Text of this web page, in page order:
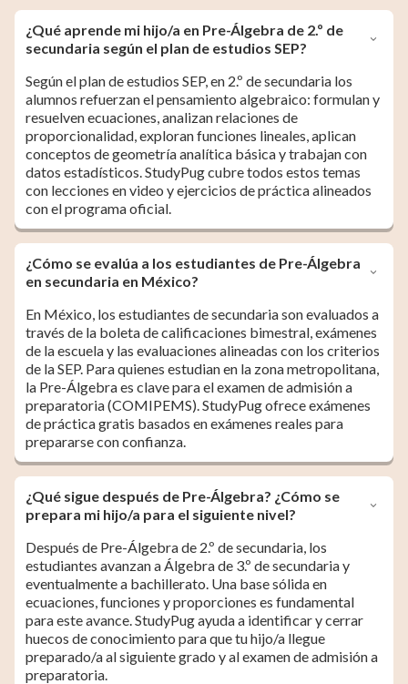
¿Qué aprende mi hijo/a en Pre-Álgebra de 2.º de
secundaria según el plan de estudios SEP?
Según el plan de estudios SEP, en 2.º de secundaria los
alumnos refuerzan el pensamiento algebraico: formulan y
resuelven ecuaciones, analizan relaciones de
proporcionalidad, exploran funciones lineales, aplican
conceptos de geometría analítica básica y trabajan con
datos estadísticos. StudyPug cubre todos estos temas
con lecciones en video y ejercicios de práctica alineados
con el programa oficial.
¿Cómo se evalúa a los estudiantes de Pre-Álgebra
en secundaria en México?
En México, los estudiantes de secundaria son evaluados a
través de la boleta de calificaciones bimestral, exámenes
de la escuela y las evaluaciones alineadas con los criterios
de la SEP. Para quienes estudian en la zona metropolitana,
la Pre-Álgebra es clave para el examen de admisión a
preparatoria (COMIPEMS). StudyPug ofrece exámenes
de práctica gratis basados en exámenes reales para
prepararse con confianza.
¿Qué sigue después de Pre-Álgebra? ¿Cómo se
prepara mi hijo/a para el siguiente nivel?
Después de Pre-Álgebra de 2.º de secundaria, los
estudiantes avanzan a Álgebra de 3.º de secundaria y
eventualmente a bachillerato. Una base sólida en
ecuaciones, funciones y proporciones es fundamental
para este avance. StudyPug ayuda a identificar y cerrar
huecos de conocimiento para que tu hijo/a llegue
preparado/a al siguiente grado y al examen de admisión a
preparatoria.